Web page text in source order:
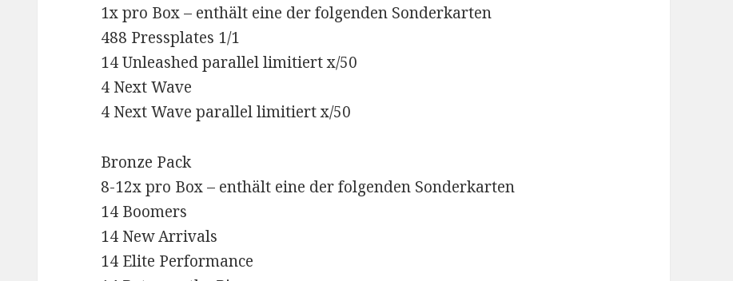
1x pro Box – enthält eine der folgenden Sonderkarten
488 Pressplates 1/1
14 Unleashed parallel limitiert x/50
4 Next Wave
4 Next Wave parallel limitiert x/50
Bronze Pack
8-12x pro Box – enthält eine der folgenden Sonderkarten
14 Boomers
14 New Arrivals
14 Elite Performance